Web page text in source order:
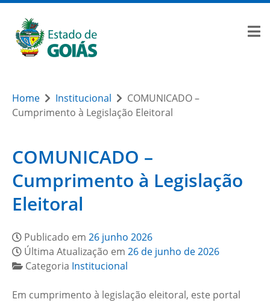
Home Institucional
COMUNICADO –
Cumprimento à Legislação Eleitoral
COMUNICADO –
Cumprimento à Legislação
Eleitoral
Publicado em 26 junho 2026
Última Atualização em 26 de junho de 2026
Categoria Institucional
Em cumprimento à legislação eleitoral, este portal